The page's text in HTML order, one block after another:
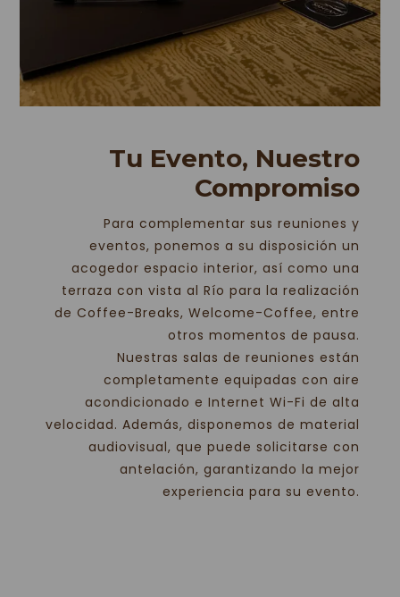
Tu Evento, Nuestro
Compromiso
Para complementar sus reuniones y
eventos, ponemos a su disposición un
acogedor espacio interior, así como una
terraza con vista al Río para la realización
de Coffee-Breaks, Welcome-Coffee, entre
otros momentos de pausa.
Nuestras salas de reuniones están
completamente equipadas con aire
acondicionado e Internet Wi-Fi de alta
velocidad. Además, disponemos de material
audiovisual, que puede solicitarse con
antelación, garantizando la mejor
experiencia para su evento.